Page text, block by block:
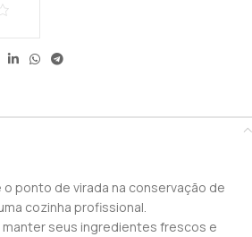
o ponto de virada na conservação de
cozinha profissional.
manter seus ingredientes frescos e